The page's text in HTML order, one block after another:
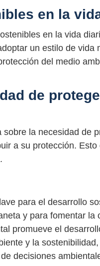
en la
en la vida
un estilo de vida
del medio
de
la necesidad de
a su protección.
para el desarrollo
y para fomentar la
promueve el
y la
decisiones